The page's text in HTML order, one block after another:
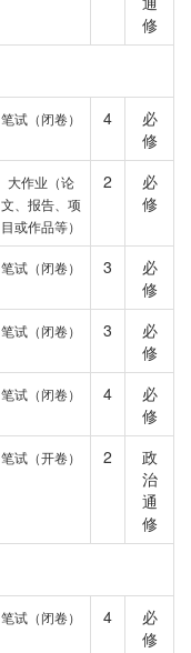
修
笔试（闭卷） 4
必
修
大作业（论
文、报告、项
目或作品等）
2
必
修
笔试（闭卷） 3
必
修
笔试（闭卷） 3
必
修
笔试（闭卷） 4
必
修
笔试（开卷） 2
政
治
通
修
笔试（闭卷） 4
必
修